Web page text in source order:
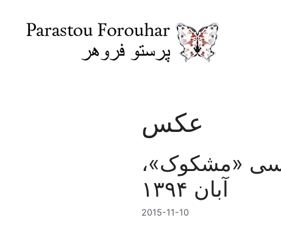
عکس
«مشکوک»،
آبان ۱۳۹۴
2015-11-10